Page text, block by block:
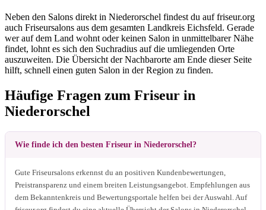
Neben den Salons direkt in Niederorschel findest du auf friseur.org
auch Friseursalons aus dem gesamten Landkreis Eichsfeld. Gerade
wer auf dem Land wohnt oder keinen Salon in unmittelbarer Nähe
findet, lohnt es sich den Suchradius auf die umliegenden Orte
auszuweiten. Die Übersicht der Nachbarorte am Ende dieser Seite
hilft, schnell einen guten Salon in der Region zu finden.
Häufige Fragen zum Friseur in
Niederorschel
Wie finde ich den besten Friseur in Niederorschel?
Gute Friseursalons erkennst du an positiven Kundenbewertungen,
Preistransparenz und einem breiten Leistungsangebot. Empfehlungen aus
dem Bekanntenkreis und Bewertungsportale helfen bei der Auswahl. Auf